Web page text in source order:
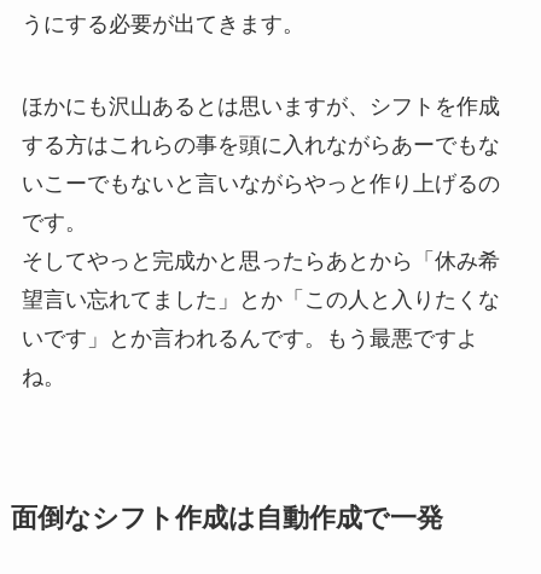
うにする必要が出てきます。
ほかにも沢山あるとは思いますが、シフトを作成
する方はこれらの事を頭に入れながらあーでもな
いこーでもないと言いながらやっと作り上げるの
です。
そしてやっと完成かと思ったらあとから「休み希
望言い忘れてました」とか「この人と入りたくな
いです」とか言われるんです。もう最悪ですよ
ね。
面倒なシフト作成は自動作成で一発